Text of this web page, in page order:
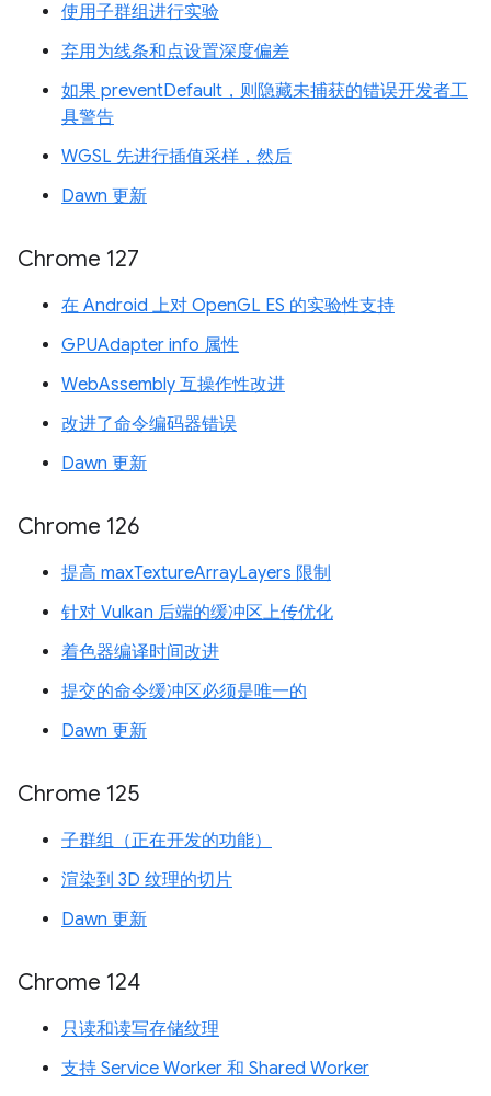
使用子群组进行实验
弃用为线条和点设置深度偏差
如果 preventDefault，则隐藏未捕获的错误开发者工
具警告
WGSL 先进行插值采样，然后
Dawn 更新
Chrome 127
在 Android 上对 OpenGL ES 的实验性支持
GPUAdapter info 属性
WebAssembly 互操作性改进
改进了命令编码器错误
Dawn 更新
Chrome 126
提高 maxTextureArrayLayers 限制
针对 Vulkan 后端的缓冲区上传优化
着色器编译时间改进
提交的命令缓冲区必须是唯一的
Dawn 更新
Chrome 125
子群组（正在开发的功能）
渲染到 3D 纹理的切片
Dawn 更新
Chrome 124
只读和读写存储纹理
支持 Service Worker 和 Shared Worker